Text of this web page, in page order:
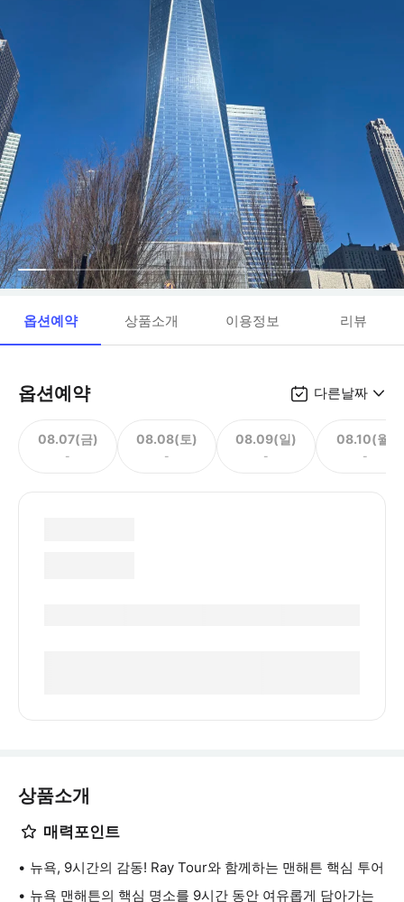
옵션예약 상품소개 이용정보 리뷰
옵션예약 다른날짜
08.07(금)
-
08.08(토)
-
08.09(일)
-
08.10(월)
-
상품소개
매력포인트
뉴욕, 9시간의 감동! Ray Tour와 함께하는 맨해튼 핵심 투어
뉴욕 맨해튼의 핵심 명소를 9시간 동안 여유롭게 담아가는